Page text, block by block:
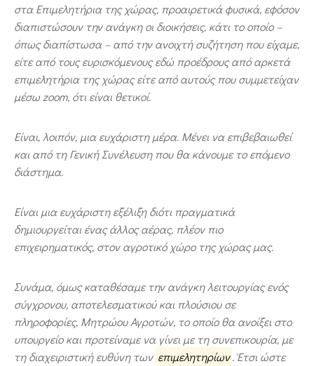
στα Επιμελητήρια της χώρας, προαιρετικά φυσικά, εφόσον
διαπιστώσουν την ανάγκη οι διοικήσεις, κάτι το οποίο –
όπως διαπίστωσα – από την ανοιχτή συζήτηση που είχαμε,
είτε από τους ευρισκόμενους εδώ προέδρους από αρκετά
επιμελητήρια της χώρας είτε από αυτούς που συμμετείχαν
μέσω zoom, ότι είναι θετικοί.
Είναι, λοιπόν, μια ευχάριστη μέρα. Μένει να επιβεβαιωθεί
και από τη Γενική Συνέλευση που θα κάνουμε το επόμενο
διάστημα.
Είναι μια ευχάριστη εξέλιξη διότι πραγματικά
δημιουργείται ένας άλλος αέρας, πλέον πιο
επιχειρηματικός, στον αγροτικό χώρο της χώρας μας.
Συνάμα, όμως καταθέσαμε την ανάγκη λειτουργίας ενός
σύγχρονου, αποτελεσματικού και πλούσιου σε
πληροφορίες, Μητρώου Αγροτών, το οποίο θα ανοίξει στο
υπουργείο και προτείναμε να γίνει με τη συνεπικουρία, με
τη διαχειριστική ευθύνη των επιμελητηρίων. Έτσι ώστε